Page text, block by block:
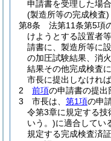
申請書を受理した場
(製造所等の完成検査)
第8条
法第11条第5項
けようとする設置者
請書に、製造所等に
の加圧試験結果、消
結果その他完成検査
市長に提出しなければ
2
前項の申請書の提出
3
市長は、 第1項の申
令第3章に規定する技
いう。)に適合してい
規定する完成検査済